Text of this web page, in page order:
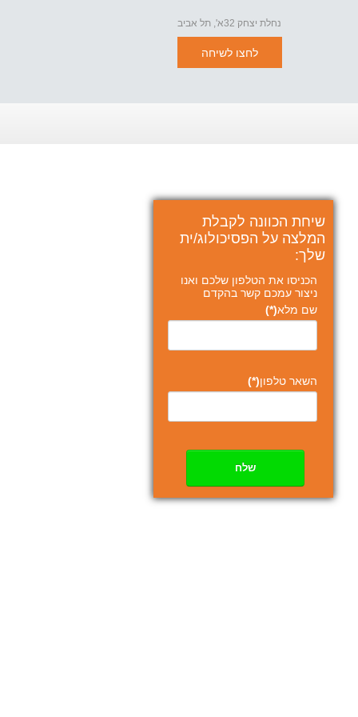
נחלת יצחק 32א', תל אביב
לחצו לשיחה
שיחת הכוונה לקבלת
המלצה על הפסיכולוג/ית
שלך:
הכניסו את הטלפון שלכם ואנו
ניצור עמכם קשר בהקדם
שם מלא(*)
השאר טלפון(*)
שלח